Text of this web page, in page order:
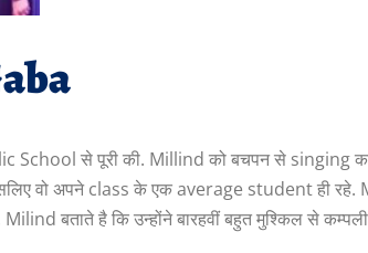
School से पूरी की. Millind को बचपन से singing
वो अपने class के एक average student ही रहे.
बताते है कि उन्होंने बारहवीं बहुत मुश्किल से